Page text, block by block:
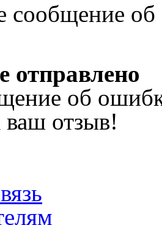
об
отправлено
об
ваш отзыв!